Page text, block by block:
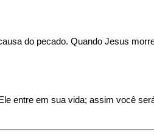
do pecado. Quando Jesus
entre em sua vida; assim você